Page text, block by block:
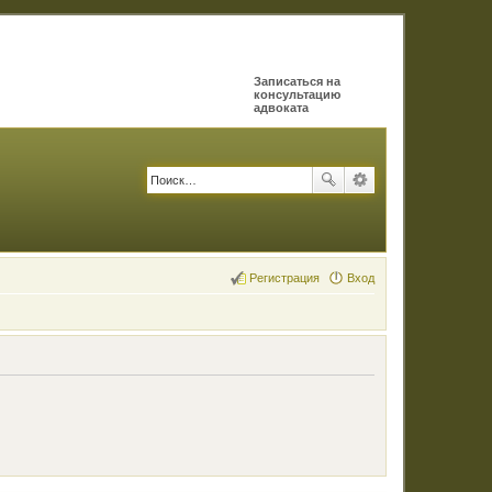
Записаться на
консультацию
адвоката
Вход
Регистрация